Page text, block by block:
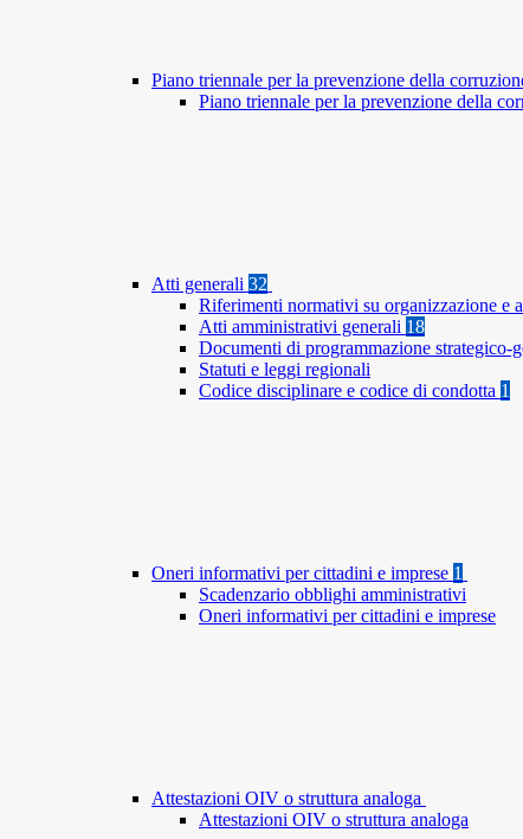
Piano triennale per la prevenzione della
Piano triennale per la prevenzione della
Atti generali 32
Riferimenti normativi su organizzazione e
Atti amministrativi generali 18
Documenti di programmazione strategico-
Statuti e leggi regionali
Codice disciplinare e codice di condotta 1
Oneri informativi per cittadini e imprese 1
Scadenzario obblighi amministrativi
Oneri informativi per cittadini e imprese
Attestazioni OIV o struttura analoga
Attestazioni OIV o struttura analoga